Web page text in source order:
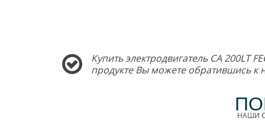
Купить электродвигатель CA 200LT
продукте Вы можете обратившись
НАШИ